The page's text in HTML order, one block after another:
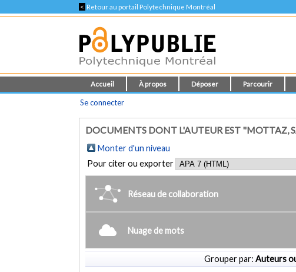
< Retour au portail Polytechnique Montréal
Accueil À propos Déposer Parcourir
Se connecter
DOCUMENTS DONT L'AUTEUR EST "MOTTAZ,
Monter d'un niveau
Pour citer ou exporter
Réseau de collaboration
Nuage de mots
Grouper par: Auteurs